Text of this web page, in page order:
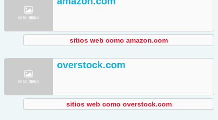
sitios web como amazon.com
overstock.com
sitios web como overstock.com